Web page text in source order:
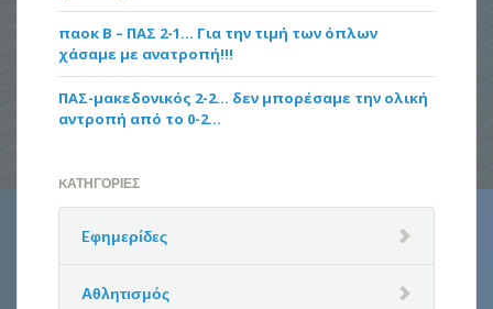
παοκ Β – ΠΑΣ 2-1… Για την τιμή των όπλων
χάσαμε με ανατροπή!!!
ΠΑΣ-μακεδονικός 2-2… δεν μπορέσαμε την ολική
αντροπή από το 0-2…
KΑΤΗΓΟΡΊΕΣ
Eφημερίδες
Αθλητισμός